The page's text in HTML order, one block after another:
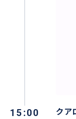
15:00 クア